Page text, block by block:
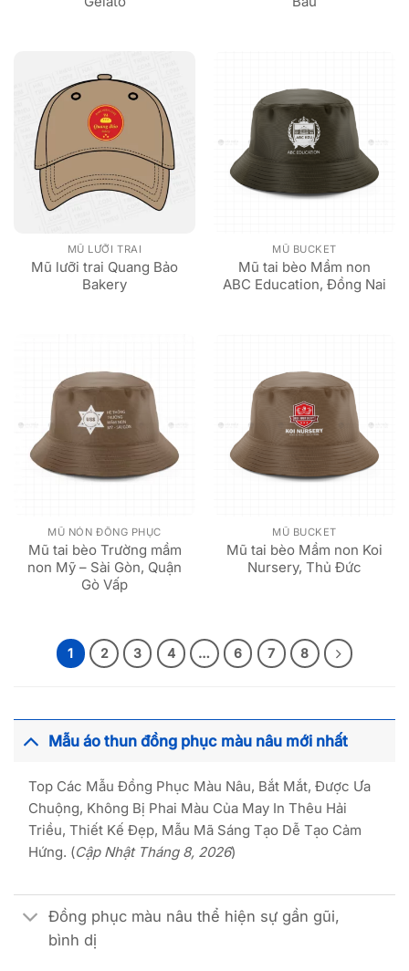
MŨ LƯỠI TRAI
Mũ lưỡi trai Quang Bảo
Bakery
MŨ BUCKET
Mũ tai bèo Mầm non
ABC Education, Đồng Nai
MŨ NÓN ĐỒNG PHỤC
Mũ tai bèo Trường mầm
non Mỹ – Sài Gòn, Quận
Gò Vấp
MŨ BUCKET
Mũ tai bèo Mầm non Koi
Nursery, Thủ Đức
1 2 3 4 … 6 7 8
Mẫu áo thun đồng phục màu nâu mới nhất
Top Các Mẫu Đồng Phục Màu Nâu, Bắt Mắt, Được Ưa
Chuộng, Không Bị Phai Màu Của May In Thêu Hải
Triều, Thiết Kế Đẹp, Mẫu Mã Sáng Tạo Dễ Tạo Cảm
Hứng. (Cập Nhật Tháng 8, 2026)
Đồng phục màu nâu thể hiện sự gần gũi,
bình dị